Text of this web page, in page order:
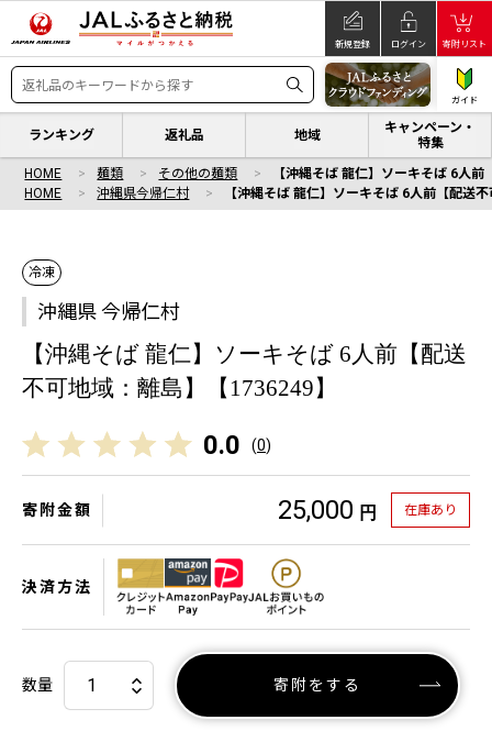
新規登録 ログイン 寄附リスト
ガイド
ランキング 返礼品 地域
キャンペーン・
特集
HOME 麺類 その他の麺類
【沖縄そば 龍仁】ソーキそば 6人
HOME
沖縄県今帰仁村 【沖縄そば 龍仁】ソーキそば 6人前【配送
冷凍
沖縄県 今帰仁村
【沖縄そば 龍仁】ソーキそば 6人前【配送
不可地域：離島】【1736249】
0.0 (0)
寄附金額 25,000 円 在庫あり
決済方法
数量 寄附をする